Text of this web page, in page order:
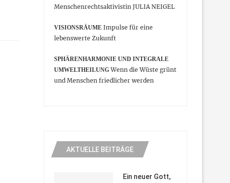
Menschenrechtsaktivistin JULIA NEIGEL
VISIONSRÄUMEImpulse für eine
lebenswerte Zukunft
SPHÄRENHARMONIE UND INTEGRALE
UMWELTHEILUNGWenn die Wüste grünt
und Menschen friedlicher werden
AKTUELLE BEITRÄGE
Ein neuer Gott,